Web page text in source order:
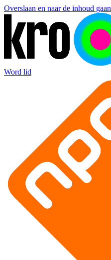
Overslaan en naar de inhoud gaan
Word lid